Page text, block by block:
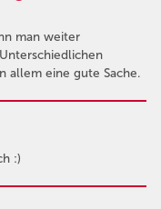
man weiter
allem eine gute Sache.
:)